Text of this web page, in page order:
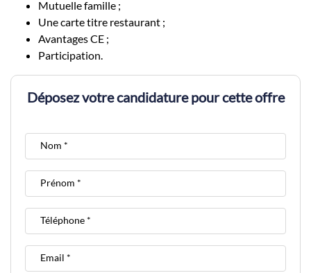
Mutuelle famille ;
Une carte titre restaurant ;
Avantages CE ;
Participation.
Déposez votre candidature pour cette offre
Nom *
Prénom *
Téléphone *
Email *